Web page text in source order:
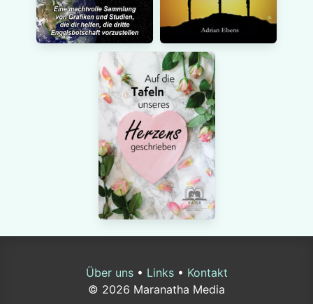
Über uns• Links• Kontakt
© 2026 Maranatha Media